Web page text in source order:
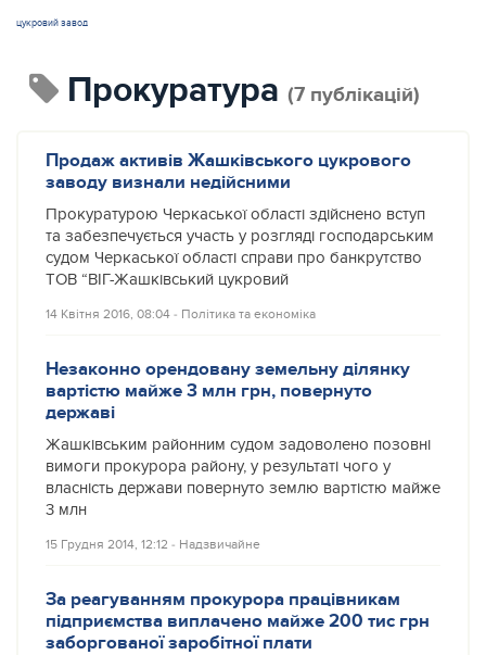
цукровий завод
прокуратура (7 публікацій)
Продаж активів Жашківського цукрового
заводу визнали недійсними
Прокуратурою Черкаської області здійснено вступ
та забезпечується участь у розгляді господарським
судом Черкаської області справи про банкрутство
ТОВ “ВІГ-Жашківський цукровий
14 Квітня 2016, 08:04 ‐ Політика та економіка
Незаконно орендовану земельну ділянку
вартістю майже 3 млн грн, повернуто
державі
Жашківським районним судом задоволено позовні
вимоги прокурора району, у результаті чого у
власність держави повернуто землю вартістю майже
3 млн
15 Грудня 2014, 12:12 ‐ Надзвичайне
За реагуванням прокурора працівникам
підприємства виплачено майже 200 тис грн
заборгованої заробітної плати